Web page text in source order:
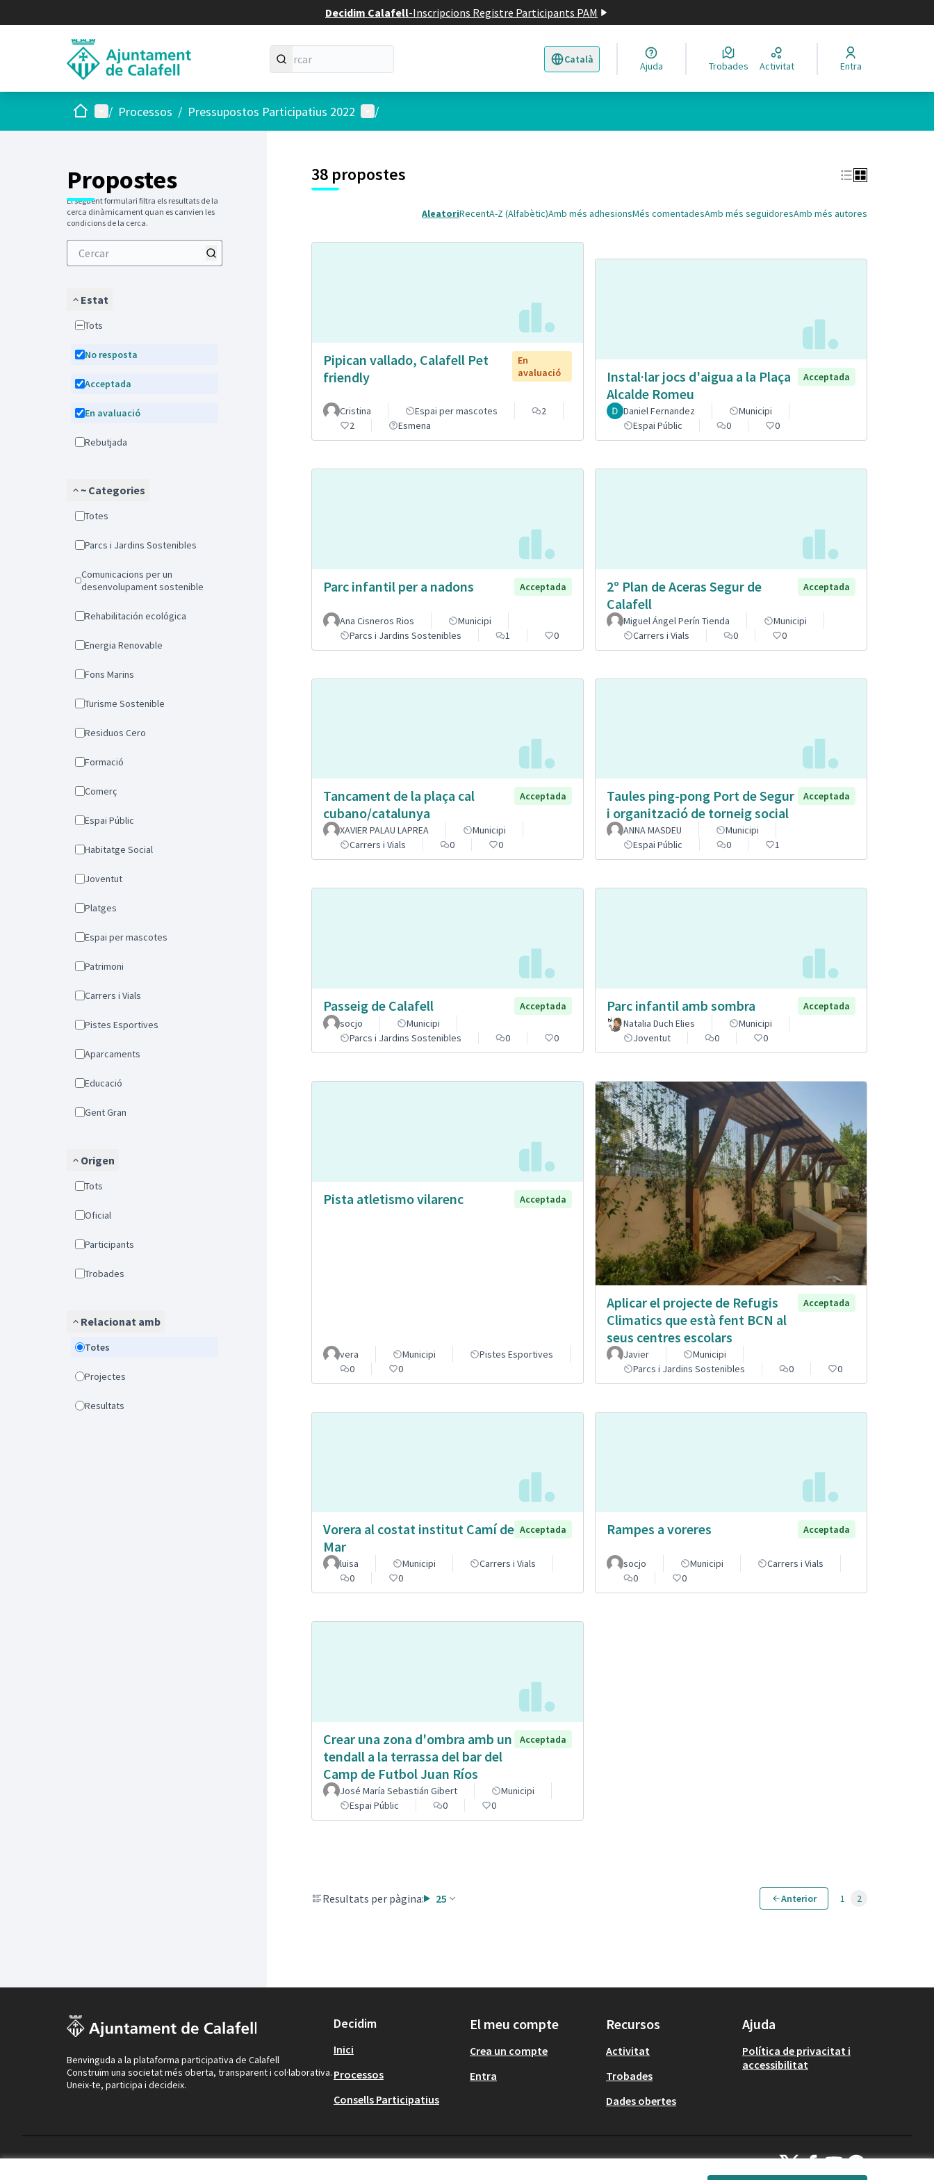
Decidim Calafell-Inscripcions Registre Participants PAM
Català
Triar la llengua Elegir el idioma
Ajuda Trobades Activitat Entra
Inici Menú principal
/ Processos / Pressupostos Participatius 2022 Menú d'usuari
/
Propostes
El següent formulari filtra els resultats de la
cerca dinàmicament quan es canvien les
condicions de la cerca.
Estat
Tots
No resposta
Acceptada
En avaluació
Rebutjada
~ Categories
Totes
Parcs i Jardins Sostenibles
Comunicacions per un
desenvolupament sostenible
Rehabilitación ecológica
Energia Renovable
Fons Marins
Turisme Sostenible
Residuos Cero
Formació
Comerç
Espai Públic
Habitatge Social
Joventut
Platges
Espai per mascotes
Patrimoni
Carrers i Vials
Pistes Esportives
Aparcaments
Educació
Gent Gran
Origen
Tots
Oficial
Participants
Trobades
Relacionat amb
Totes
Projectes
Resultats
38 propostes
AleatoriRecentA-Z (Alfabètic)Amb més adhesionsMés comentadesAmb més seguidoresAmb més autores
Pipican vallado, Calafell Pet
friendly
En
avaluació
Cristina Espai per mascotes
2
2
Esmena
Instal·lar jocs d'aigua a la Plaça
Alcalde Romeu
Acceptada
Daniel Fernandez
Municipi
Espai Públic
0 0
Parc infantil per a nadons Acceptada
Ana Cisneros Rios
Municipi
Parcs i Jardins Sostenibles
1 0
2º Plan de Aceras Segur de
Calafell
Acceptada
Miguel Ángel Perín Tienda
Municipi
Carrers i Vials
0 0
Tancament de la plaça cal
cubano/catalunya
Acceptada
XAVIER PALAU LAPREA
Municipi
Carrers i Vials
0 0
Taules ping-pong Port de Segur
i organització de torneig social
Acceptada
ANNA MASDEU
Municipi
Espai Públic
0 1
Passeig de Calafell
Acceptada
socjo
Municipi
Parcs i Jardins Sostenibles
0 0
Parc infantil amb sombra
Acceptada
Natalia Duch Elies
Municipi
Joventut
0 0
Pista atletismo vilarenc Acceptada
vera Municipi
Pistes Esportives
0
0
Aplicar el projecte de Refugis
Climatics que està fent BCN al
seus centres escolars
Acceptada
Javier
Municipi
Parcs i Jardins Sostenibles
0 0
Vorera al costat institut Camí de
Mar
Acceptada
luisa Municipi
Carrers i Vials
0
0
Rampes a voreres Acceptada
socjo Municipi
Carrers i Vials
0
0
Crear una zona d'ombra amb un
tendall a la terrassa del bar del
Camp de Futbol Juan Ríos
Acceptada
José María Sebastián Gibert
Municipi
Espai Públic
0 0
Resultats per pàgina: 25 Anterior 1 2
Benvinguda a la plataforma participativa de Calafell
Construïm una societat més oberta, transparent i col·laborativa.
Uneix-te, participa i decideix.
Decidim
Inici
Processos
Consells Participatius
El meu compte
Crea un compte
Entra
Recursos
Activitat
Trobades
Dades obertes
Ajuda
Política de privacitat i
accessibilitat
Decidim Calafell a X
Decidim Calafell a Facebook
Decidim Calafell a YouTube
Decidim Calafell a